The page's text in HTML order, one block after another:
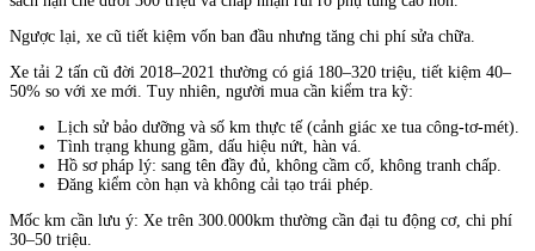
Ngược lại, xe cũ tiết kiệm vốn ban đầu nhưng tăng chi phí sửa chữa.
Xe tải 2 tấn cũ đời 2018–2021 thường có giá 180–320 triệu, tiết kiệm 40–
50% so với xe mới. Tuy nhiên, người mua cần kiểm tra kỹ:
Lịch sử bảo dưỡng và số km thực tế (cảnh giác xe tua công-tơ-mét).
Tình trạng khung gầm, dấu hiệu nứt, hàn vá.
Hồ sơ pháp lý: sang tên đầy đủ, không cầm cố, không tranh chấp.
Đăng kiểm còn hạn và không cải tạo trái phép.
Mốc km cần lưu ý: Xe trên 300.000km thường cần đại tu động cơ, chi phí
30–50 triệu.